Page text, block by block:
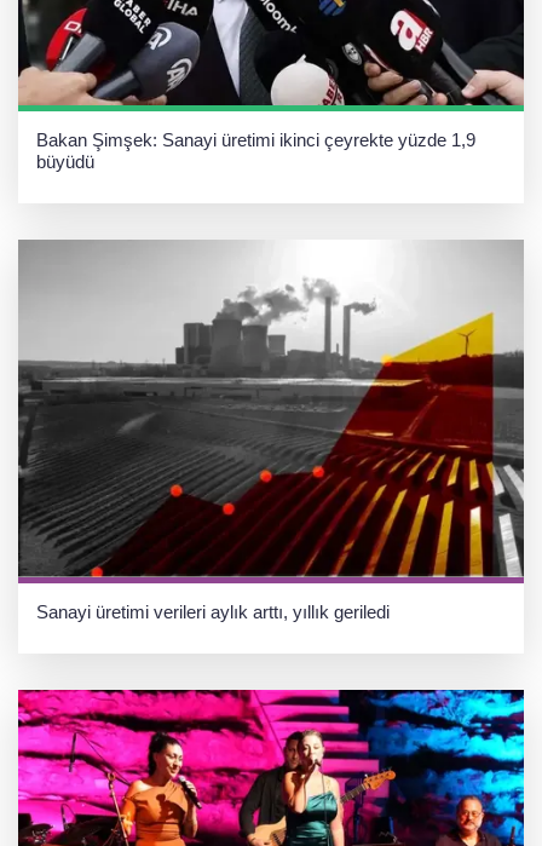
Bakan Şimşek: Sanayi üretimi ikinci çeyrekte yüzde 1,9
büyüdü
Sanayi üretimi verileri aylık arttı, yıllık geriledi